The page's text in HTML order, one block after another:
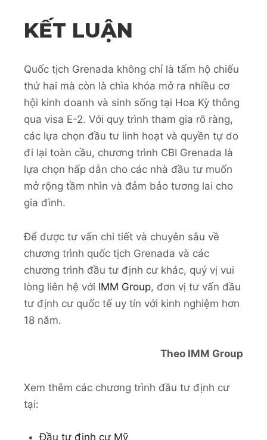
KẾT LUẬN
Quốc tịch Grenada không chỉ là tấm hộ chiếu
thứ hai mà còn là chìa khóa mở ra nhiều cơ
hội kinh doanh và sinh sống tại Hoa Kỳ thông
qua visa E-2. Với quy trình tham gia rõ ràng,
các lựa chọn đầu tư linh hoạt và quyền tự do
đi lại toàn cầu, chương trình CBI Grenada là
lựa chọn hấp dẫn cho các nhà đầu tư muốn
mở rộng tầm nhìn và đảm bảo tương lai cho
gia đình.
Để được tư vấn chi tiết và chuyên sâu về
chương trình quốc tịch Grenada và các
chương trình đầu tư định cư khác, quý vị vui
lòng liên hệ với IMM Group, đơn vị tư vấn đầu
tư định cư quốc tế uy tín với kinh nghiệm hơn
18 năm.
Theo IMM Group
Xem thêm các chương trình đầu tư định cư
tại:
Đầu tư định cư Mỹ